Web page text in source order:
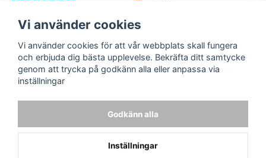
© Copyright
Vi använder cookies
Vi använder cookies för att vår webbplats skall fungera
och erbjuda dig bästa upplevelse. Bekräfta ditt samtycke
genom att trycka på godkänn alla eller anpassa via
inställningar
Godkänn alla
Inställningar